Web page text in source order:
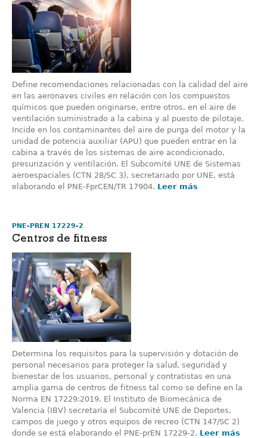
Define recomendaciones relacionadas con la calidad del aire
en las aeronaves civiles en relación con los compuestos
químicos que pueden originarse, entre otros, en el aire de
ventilación suministrado a la cabina y al puesto de pilotaje.
Incide en los contaminantes del aire de purga del motor y la
unidad de potencia auxiliar (APU) que pueden entrar en la
cabina a través de los sistemas de aire acondicionado,
presurización y ventilación. El Subcomité UNE de Sistemas
aeroespaciales (CTN 28/SC 3), secretariado por UNE, está
elaborando el PNE-FprCEN/TR 17904. Leer más
PNE-PREN 17229-2
Centros de fitness
Determina los requisitos para la supervisión y dotación de
personal necesarios para proteger la salud, seguridad y
bienestar de los usuarios, personal y contratistas en una
amplia gama de centros de fitness tal como se define en la
Norma EN 17229:2019. El Instituto de Biomecánica de
Valencia (IBV) secretaría el Subcomité UNE de Deportes,
campos de juego y otros equipos de recreo (CTN 147/SC 2)
donde se está elaborando el PNE-prEN 17229-2. Leer más